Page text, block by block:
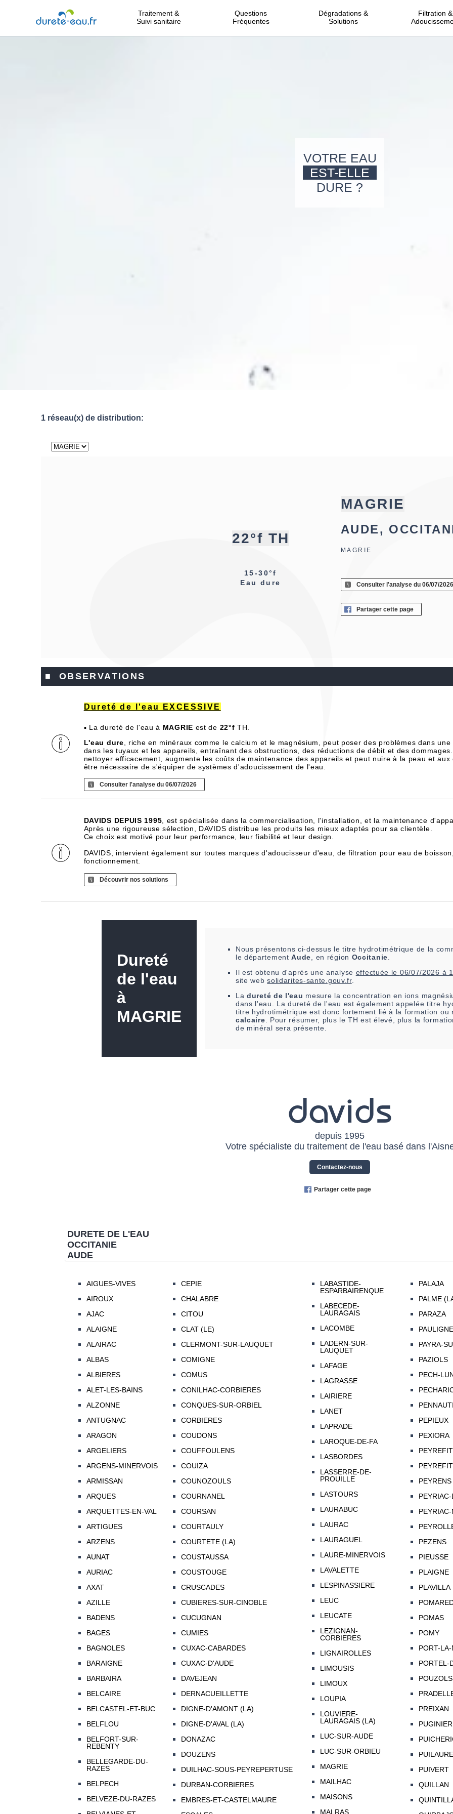
Traitement &
Suivi sanitaire
Questions
Fréquentes
Dégradations &
Solutions
Filtration &
VOTRE EAU
EST-ELLE
DURE ?
1 réseau(x) de distribution:
22°f TH
15-30°f
Eau dure
MAGRIE
AUDE,
MAGRIE
Consulter l'analyse du 06/07/2026
Partager cette page
■ OBSERVATIONS
Dureté de l'eau EXCESSIVE
▪ La dureté de l'eau à MAGRIE est de 22°f TH.
L'eau dure , riche en minéraux comme le calcium et le magnésium, peut poser des problèmes dans
dans les tuyaux et les appareils, entraînant des obstructions, des réductions de débit et des
nettoyer efficacement, augmente les coûts de maintenance des appareils et peut nuire à la peau et
être nécessaire de s'équiper de systèmes d'adoucissement de l'eau.
Consulter l'analyse du 06/07/2026
DAVIDS DEPUIS 1995 , est spécialisée dans la commercialisation, l'installation, et la maintenance
Après une rigoureuse sélection, DAVIDS distribue les produits les mieux adaptés pour sa clientèle.
Ce choix est motivé pour leur performance, leur fiabilité et leur design.
DAVIDS, intervient également sur toutes marques d'adoucisseur d'eau, de filtration pour eau de
fonctionnement.
Découvrir nos solutions
Dureté
de l'eau
à
MAGRIE
Nous présentons ci-dessus le titre hydrotimétrique de la
le départementAude, en région Occitanie.
Il est obtenu d'après une analyse effectuée le 06/07/2026 à
site websolidarites-sante.gouv.fr.
La dureté de l'eau mesure la concentration en ions
dans l'eau. La dureté de l'eau est également appelée titre
titre hydrotimétrique est donc fortement lié à la formation ou
calcaire. Pour résumer, plus le TH est élevé, plus la
de minéral sera présente.
davids
depuis 1995
Votre spécialiste du traitement de l'eau basé dans
Contactez-nous
Partager cette page
DURETE DE L'EAU
OCCITANIE
AUDE
AIGUES-VIVES
AIROUX
AJAC
ALAIGNE
ALAIRAC
ALBAS
ALBIERES
ALET-LES-BAINS
ALZONNE
ANTUGNAC
ARAGON
ARGELIERS
ARGENS-MINERVOIS
ARMISSAN
ARQUES
ARQUETTES-EN-VAL
ARTIGUES
ARZENS
AUNAT
AURIAC
AXAT
AZILLE
BADENS
BAGES
BAGNOLES
BARAIGNE
BARBAIRA
BELCAIRE
BELCASTEL-ET-BUC
BELFLOU
BELFORT-SUR-
REBENTY
BELLEGARDE-DU-
RAZES
BELPECH
BELVEZE-DU-RAZES
CEPIE
CHALABRE
CITOU
CLAT (LE)
CLERMONT-SUR-LAUQUET
COMIGNE
COMUS
CONILHAC-CORBIERES
CONQUES-SUR-ORBIEL
CORBIERES
COUDONS
COUFFOULENS
COUIZA
COUNOZOULS
COURNANEL
COURSAN
COURTAULY
COURTETE (LA)
COUSTAUSSA
COUSTOUGE
CRUSCADES
CUBIERES-SUR-CINOBLE
CUCUGNAN
CUMIES
CUXAC-CABARDES
CUXAC-D'AUDE
DAVEJEAN
DERNACUEILLETTE
DIGNE-D'AMONT (LA)
DIGNE-D'AVAL (LA)
DONAZAC
DOUZENS
DUILHAC-SOUS-PEYREPERTUSE
DURBAN-CORBIERES
EMBRES-ET-CASTELMAURE
LABASTIDE-
ESPARBAIRENQUE
LABECEDE-
LAURAGAIS
LACOMBE
LADERN-SUR-
LAUQUET
LAFAGE
LAGRASSE
LAIRIERE
LANET
LAPRADE
LAROQUE-DE-FA
LASBORDES
LASSERRE-DE-
PROUILLE
LASTOURS
LAURABUC
LAURAC
LAURAGUEL
LAURE-MINERVOIS
LAVALETTE
LESPINASSIERE
LEUC
LEUCATE
LEZIGNAN-
CORBIERES
LIGNAIROLLES
LIMOUSIS
LIMOUX
LOUPIA
LOUVIERE-
LAURAGAIS (LA)
LUC-SUR-AUDE
LUC-SUR-ORBIEU
MAGRIE
MAILHAC
MAISONS
MALRAS
PALAJA
PALME
PARAZA
PAULIGNE
PAYRA-
PAZIOLS
PECH-
PEPIEUX
PEXIORA
PEYRENS
PEZENS
PIEUSSE
PLAIGNE
PLAVILLA
POMAS
POMY
PORT-
PORTEL-
PREIXAN
PUGINIER
PUIVERT
QUILLAN